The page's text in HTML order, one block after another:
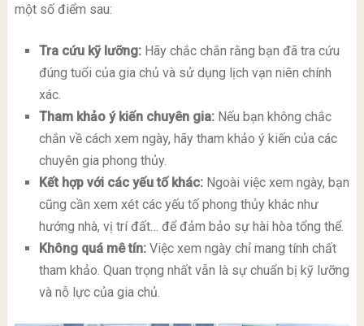
một số điểm sau:
Tra cứu kỹ lưỡng:Hãy chắc chắn rằng bạn đã tra cứu
đúng tuổi của gia chủ và sử dụng lịch vạn niên chính
xác.
Tham khảo ý kiến chuyên gia:Nếu bạn không chắc
chắn về cách xem ngày, hãy tham khảo ý kiến của các
chuyên gia phong thủy.
Kết hợp với các yếu tố khác:Ngoài việc xem ngày, bạn
cũng cần xem xét các yếu tố phong thủy khác như
hướng nhà, vị trí đất… để đảm bảo sự hài hòa tổng thể.
Không quá mê tín:Việc xem ngày chỉ mang tính chất
tham khảo. Quan trọng nhất vẫn là sự chuẩn bị kỹ lưỡng
và nỗ lực của gia chủ.